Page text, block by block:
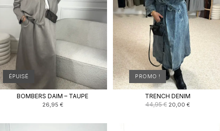
ÉPUISÉ
BOMBERS DAIM – TAUPE
26,95 €
PROMO !
TRENCH DENIM
44,95€ Le
prix
20,00 €Le